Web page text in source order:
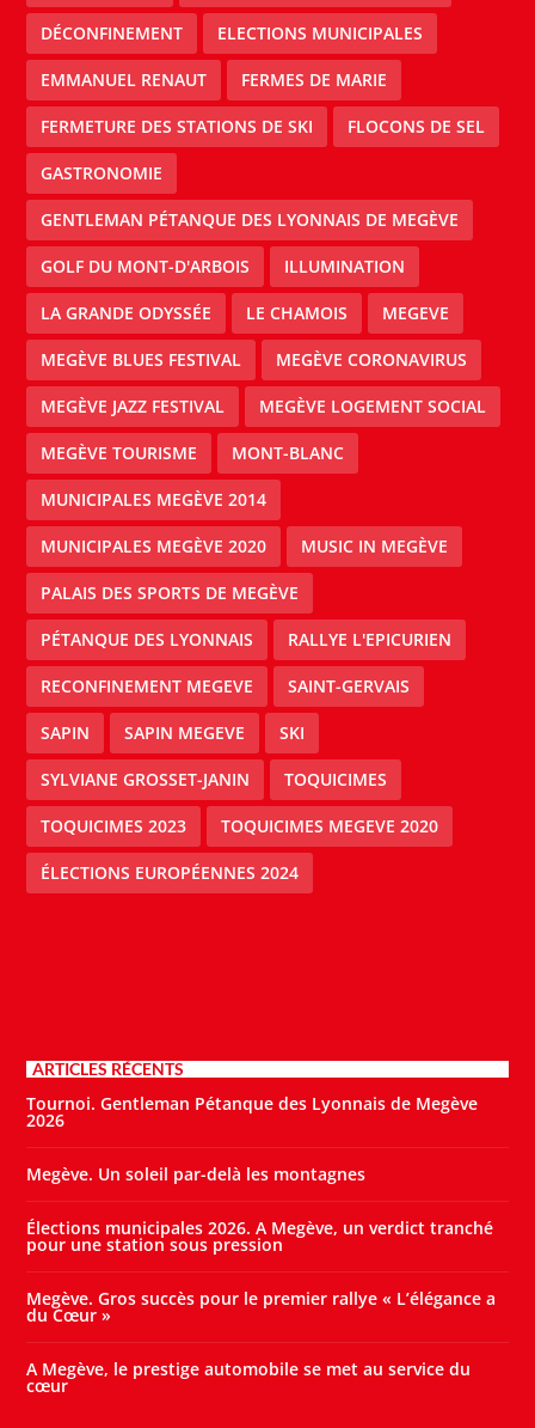
DÉCONFINEMENT ELECTIONS MUNICIPALES
EMMANUEL RENAUT FERMES DE MARIE
FERMETURE DES STATIONS DE SKI FLOCONS DE SEL
GASTRONOMIE
GENTLEMAN PÉTANQUE DES LYONNAIS DE MEGÈVE
GOLF DU MONT-D'ARBOIS ILLUMINATION
LA GRANDE ODYSSÉE LE CHAMOIS MEGEVE
MEGÈVE BLUES FESTIVAL MEGÈVE CORONAVIRUS
MEGÈVE JAZZ FESTIVAL MEGÈVE LOGEMENT SOCIAL
MEGÈVE TOURISME MONT-BLANC
MUNICIPALES MEGÈVE 2014
MUNICIPALES MEGÈVE 2020 MUSIC IN MEGÈVE
PALAIS DES SPORTS DE MEGÈVE
PÉTANQUE DES LYONNAIS RALLYE L'EPICURIEN
RECONFINEMENT MEGEVE SAINT-GERVAIS
SAPIN SAPIN MEGEVE SKI
SYLVIANE GROSSET-JANIN TOQUICIMES
TOQUICIMES 2023 TOQUICIMES MEGEVE 2020
ÉLECTIONS EUROPÉENNES 2024
ARTICLES RÉCENTS
Tournoi. Gentleman Pétanque des Lyonnais de Megève
2026
Megève. Un soleil par-delà les montagnes
Élections municipales 2026. A Megève, un verdict tranché
pour une station sous pression
Megève. Gros succès pour le premier rallye « L’élégance a
du Cœur »
A Megève, le prestige automobile se met au service du
cœur